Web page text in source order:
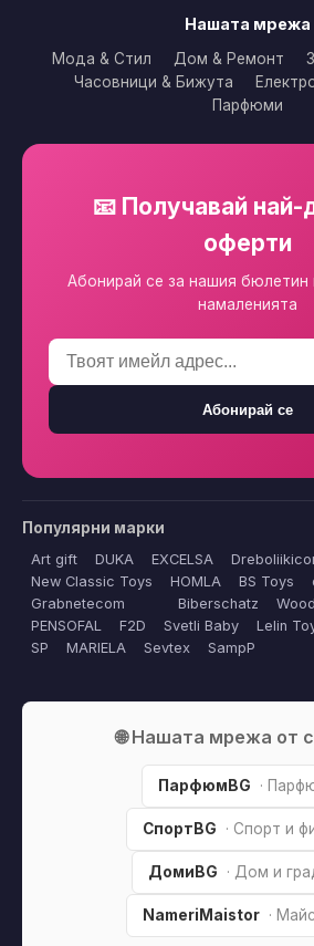
Нашата мрежа
Мода & Стил Дом & Ремонт
Часовници & Бижута
Парфюми
📧 Получавай най-
оферти
Абонирай се за нашия бюлетин
намаленията
Абонирай се
Популярни марки
Art gift DUKA EXCELSA
New Classic Toys
HOMLA BS Toys
Grabnetecom
Biberschatz
PENSOFAL
F2D Svetli Baby Lelin
SP
MARIELA Sevtex SampP
🌐 Нашата мрежа от
ПарфюмBG ·
СпортBG · Спорт и
ДомиBG · Дом и
NameriMaistor ·